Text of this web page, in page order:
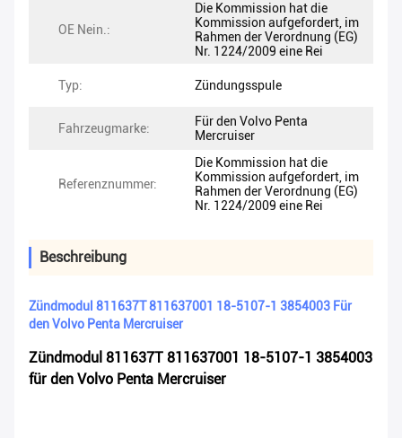
OE Nein.:
Die Kommission hat die
Kommission aufgefordert, im
Rahmen der Verordnung (EG)
Nr. 1224/2009 eine Rei
Typ: Zündungsspule
Fahrzeugmarke:
Für den Volvo Penta
Mercruiser
Referenznummer:
Die Kommission hat die
Kommission aufgefordert, im
Rahmen der Verordnung (EG)
Nr. 1224/2009 eine Rei
Beschreibung
Zündmodul 811637T 811637001 18-5107-1 3854003 Für
den Volvo Penta Mercruiser
Zündmodul 811637T 811637001 18-5107-1 3854003
für den Volvo Penta Mercruiser